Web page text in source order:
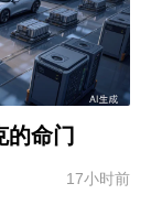
的命门
17小时前